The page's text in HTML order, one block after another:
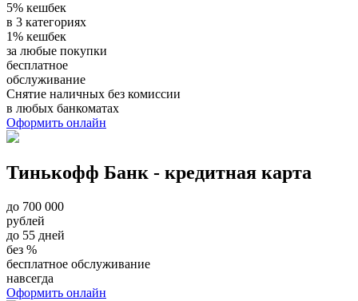
5% кешбек
в 3 категориях
1% кешбек
за любые покупки
бесплатное
обслуживание
Снятие наличных без комиссии
в любых банкоматах
Оформить онлайн
Тинькофф Банк - кредитная карта
до 700 000
рублей
до 55 дней
без %
бесплатное обслуживание
навсегда
Оформить онлайн